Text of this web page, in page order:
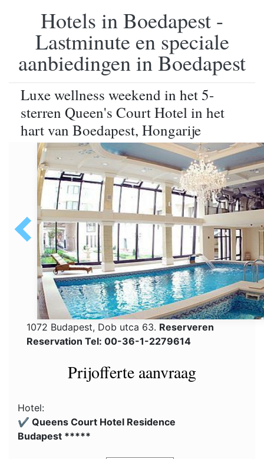
Hotels in Boedapest -
Lastminute en speciale
aanbiedingen in Boedapest
Luxe wellness weekend in het 5-
sterren Queen's Court Hotel in het
hart van Boedapest, Hongarije
1072 Budapest, Dob utca 63. Reserveren
Reservation Tel: 00-36-1-2279614
Prijofferte aanvraag
Hotel:
✔️ Queens Court Hotel Residence
Budapest *****